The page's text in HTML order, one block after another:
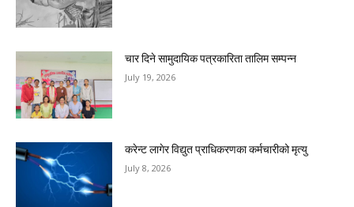
चार दिने सामुदायिक पत्रकारिता तालिम सम्पन्न
July 19, 2026
करेन्ट लागेर विद्युत प्राधिकरणका कर्मचारीको मृत्यु
July 8, 2026